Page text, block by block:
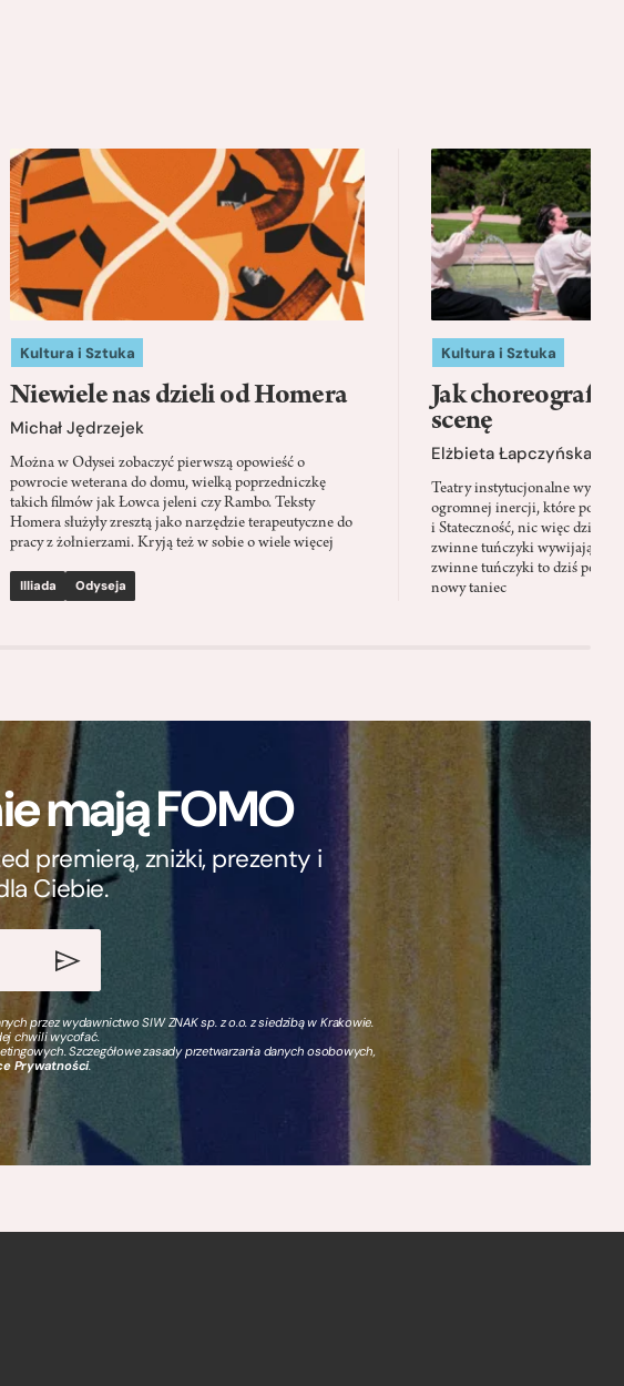
Kultura i Sztuka
Niewiele nas dzieli od Homera
Michał Jędrzejek
Można w Odysei zobaczyć pierwszą opowieść o
powrocie weterana do domu, wielką poprzedniczkę
takich filmów jak Łowca jeleni czy Rambo. Teksty
Homera służyły zresztą jako narzędzie terapeutyczne do
pracy z żołnierzami. Kryją też w sobie o wiele więcej
Illiada Odyseja
Kultura i Sztuka
Jak
scenę
Elżbieta Łapczyńska
Teatry instytucjonalne
ogromnej inercji, które ponad
i Stateczność, nic więc
zwinne tuńczyki wywijają
zwinne tuńczyki to dziś
nowy taniec
mają FOMO
premierą, zniżki, prezenty i
Ciebie.
przez wydawnictwo SIW ZNAK sp. z o.o. z siedzibą w Krakowie.
chwili wycofać.
Szczegółowe zasady przetwarzania danych osobowych,
Prywatności.